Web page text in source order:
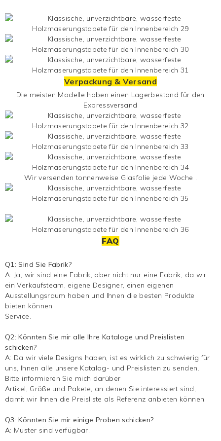
Verpackung & Versand
Die meisten Modelle haben einen Lagerbestand für den
Expressversand
Wir versenden tonnenweise Glasfolie jede Woche .
FAQ
Q1: Sind Sie Fabrik?
A: Ja, wir sind eine Fabrik, aber nicht nur eine Fabrik, da wir
ein Verkaufsteam, eigene Designer, einen eigenen
Ausstellungsraum haben und Ihnen die besten Produkte
bieten können
Service.
Q2: Könnten Sie mir alle Ihre Kataloge und Preislisten
schicken?
A: Da wir viele Designs haben, ist es wirklich zu schwierig für
uns, Ihnen alle unsere Katalog- und Preislisten zu senden.
Bitte informieren Sie mich darüber
Artikel, Größe und Pakete, an denen Sie interessiert sind,
damit wir Ihnen die Preisliste als Referenz anbieten können.
Q3: Könnten Sie mir einige Proben schicken?
A: Muster sind verfügbar.